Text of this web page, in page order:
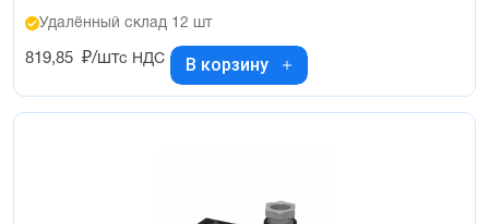
Удалённый склад 12 шт
819,85 ₽/штс НДС В корзину